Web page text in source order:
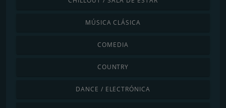
MÚSICA CLÁSICA
COMEDIA
COUNTRY
DANCE / ELECTRÓNICA